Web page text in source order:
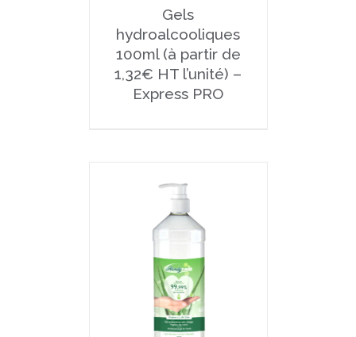
Gels
hydroalcooliques
100ml (à partir de
1,32€ HT l’unité) –
Express PRO